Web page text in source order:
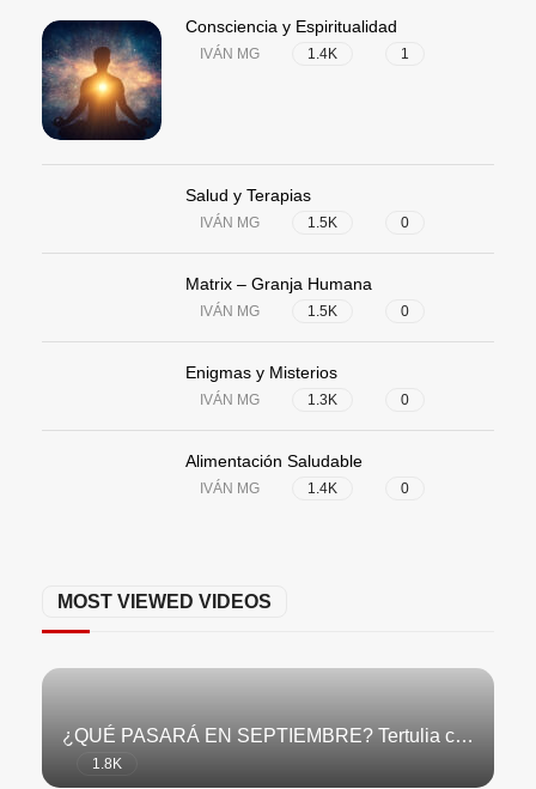
Consciencia y Espiritualidad
Salud y Terapias
IVÁN MG 1.5K 0
Matrix – Granja Humana
IVÁN MG
Alimentación Saludable